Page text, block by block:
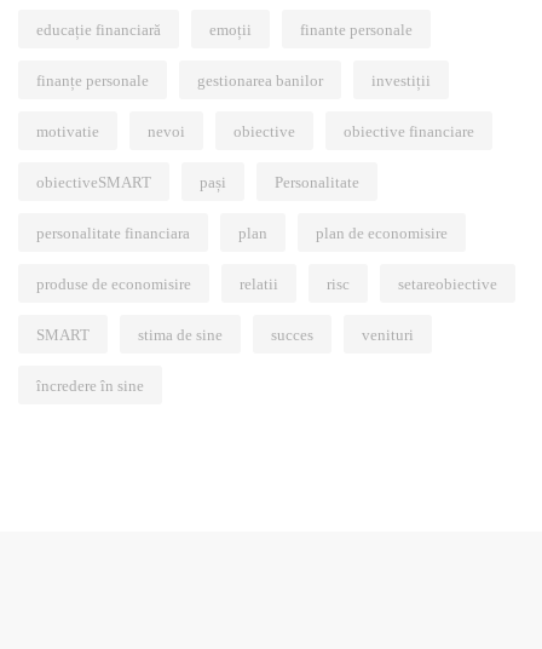
educație financiară emoții finante personale
finanțe personale gestionarea banilor investiții
motivatie nevoi obiective obiective financiare
obiectiveSMART pași Personalitate
personalitate financiara plan plan de economisire
produse de economisire relatii risc setareobiective
SMART stima de sine succes venituri
încredere în sine